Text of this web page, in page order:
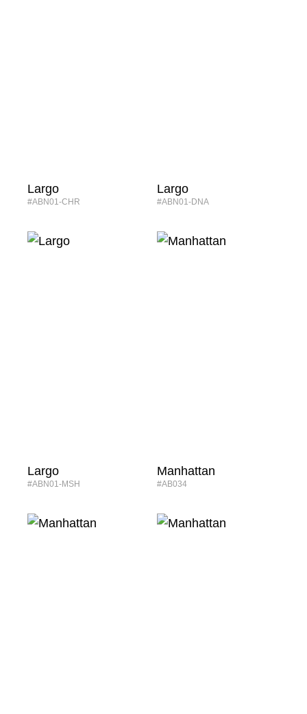
Largo
#ABN01-CHR
Largo
#ABN01-DNA
Largo
#ABN01-MSH
Manhattan
#AB034